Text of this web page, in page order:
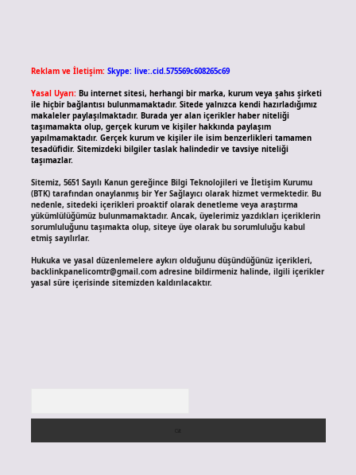
Reklam ve İletişim: Skype: live:.cid.575569c608265c69
Yasal Uyarı: Bu internet sitesi, herhangi bir marka, kurum veya şahıs şirketi
ile hiçbir bağlantısı bulunmamaktadır. Sitede yalnızca kendi hazırladığımız
makaleler paylaşılmaktadır. Burada yer alan içerikler haber niteliği
taşımamakta olup, gerçek kurum ve kişiler hakkında paylaşım
yapılmamaktadır. Gerçek kurum ve kişiler ile isim benzerlikleri tamamen
tesadüfidir. Sitemizdeki bilgiler taslak halindedir ve tavsiye niteliği
taşımazlar.
Sitemiz, 5651 Sayılı Kanun gereğince Bilgi Teknolojileri ve İletişim Kurumu
(BTK) tarafından onaylanmış bir Yer Sağlayıcı olarak hizmet vermektedir. Bu
nedenle, sitedeki içerikleri proaktif olarak denetleme veya araştırma
yükümlülüğümüz bulunmamaktadır. Ancak, üyelerimiz yazdıkları içeriklerin
sorumluluğunu taşımakta olup, siteye üye olarak bu sorumluluğu kabul
etmiş sayılırlar.
Hukuka ve yasal düzenlemelere aykırı olduğunu düşündüğünüz içerikleri,
backlinkpanelicomtr@gmail.comadresine bildirmeniz halinde, ilgili içerikler
yasal süre içerisinde sitemizden kaldırılacaktır.